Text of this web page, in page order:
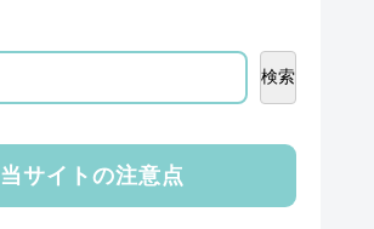
検索
当サイトの注意点